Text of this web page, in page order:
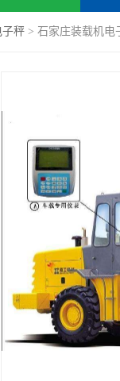
子秤 > 石家庄装载机电